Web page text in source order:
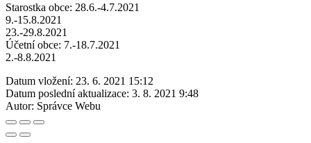
Starostka obce: 28.6.-4.7.2021
9.-15.8.2021
23.-29.8.2021
Účetní obce: 7.-18.7.2021
2.-8.8.2021
Datum vložení: 23. 6. 2021 15:12
Datum poslední aktualizace: 3. 8. 2021 9:48
Autor: Správce Webu